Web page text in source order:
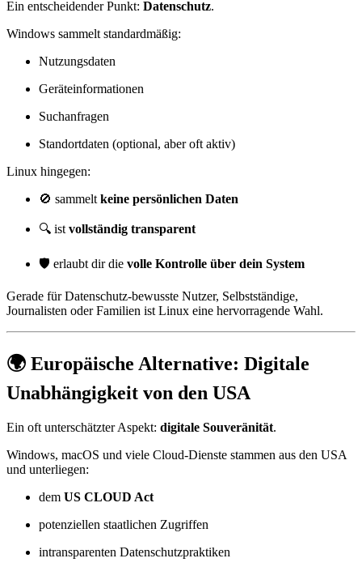
Ein entscheidender Punkt: Datenschutz.
Windows sammelt standardmäßig:
Nutzungsdaten
Geräteinformationen
Suchanfragen
Standortdaten (optional, aber oft aktiv)
Linux hingegen:
🚫 sammelt keine persönlichen Daten
🔍 ist vollständig transparent
🛡️ erlaubt dir die volle Kontrolle über dein System
Gerade für Datenschutz-bewusste Nutzer, Selbstständige,
Journalisten oder Familien ist Linux eine hervorragende Wahl.
🌍 Europäische Alternative: Digitale
Unabhängigkeit von den USA
Ein oft unterschätzter Aspekt: digitale Souveränität.
Windows, macOS und viele Cloud-Dienste stammen aus den USA
und unterliegen:
dem US CLOUD Act
potenziellen staatlichen Zugriffen
intransparenten Datenschutzpraktiken